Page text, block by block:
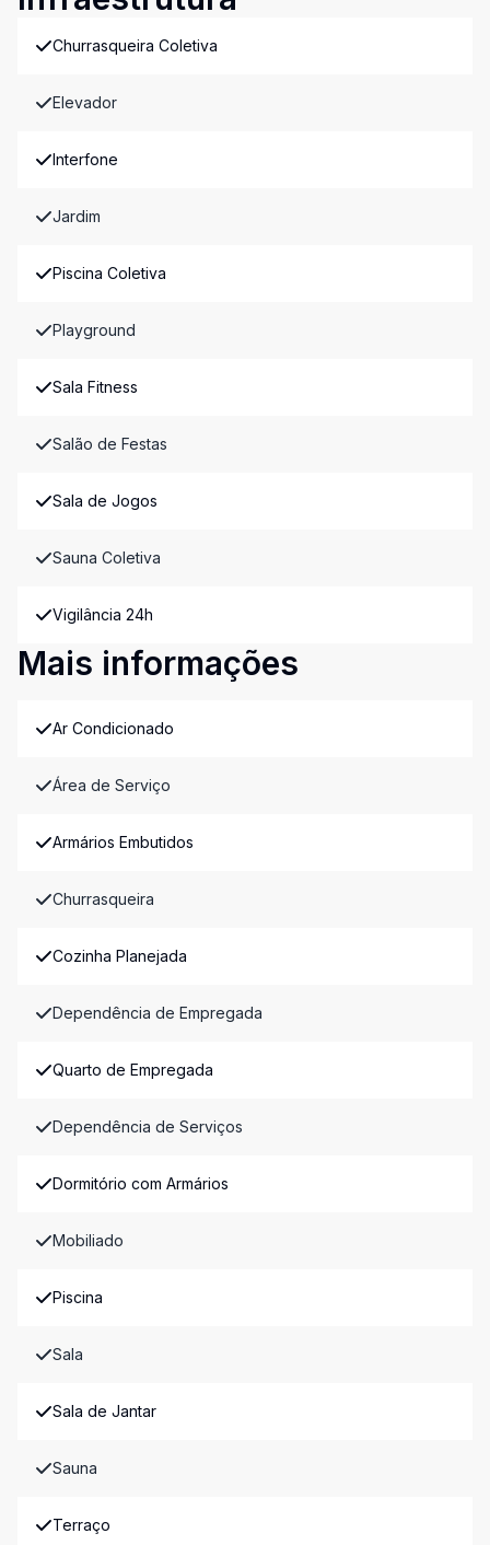
Churrasqueira Coletiva
Elevador
Interfone
Jardim
Piscina Coletiva
Playground
Sala Fitness
Salão de Festas
Sala de Jogos
Sauna Coletiva
Vigilância 24h
Mais informações
Ar Condicionado
Área de Serviço
Armários Embutidos
Churrasqueira
Cozinha Planejada
Dependência de Empregada
Quarto de Empregada
Dependência de Serviços
Dormitório com Armários
Mobiliado
Piscina
Sala
Sala de Jantar
Sauna
Terraço